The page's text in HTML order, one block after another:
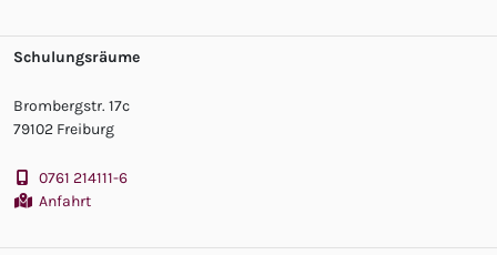
Schulungsräume
Brombergstr. 17c
79102 Freiburg
0761 214111-6
Anfahrt